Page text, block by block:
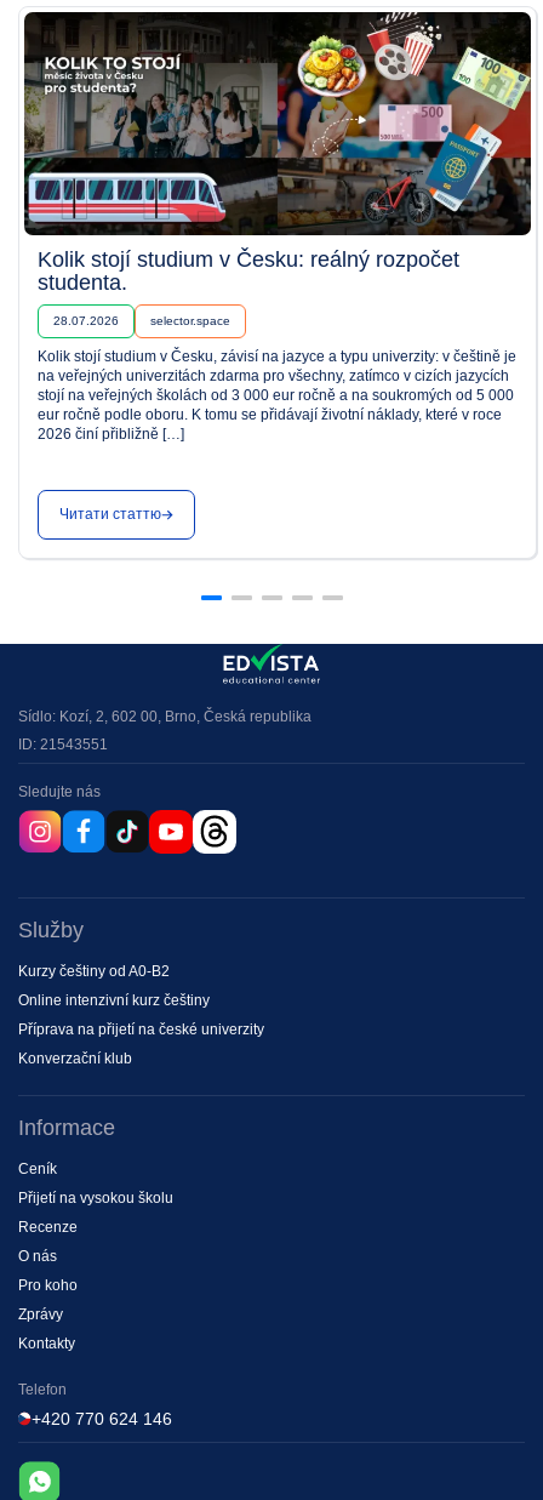
Kolik stojí studium v Česku: reálný rozpočet
studenta.
28.07.2026 selector.space
Kolik stojí studium v Česku, závisí na jazyce a typu univerzity: v češtině je
na veřejných univerzitách zdarma pro všechny, zatímco v cizích jazycích
stojí na veřejných školách od 3 000 eur ročně a na soukromých od 5 000
eur ročně podle oboru. K tomu se přidávají životní náklady, které v roce
2026 činí přibližně […]
Читати статтю
Sídlo: Kozí, 2, 602 00, Brno, Česká republika
ID: 21543551
Sledujte nás
Služby
Kurzy češtiny od A0-B2
Online intenzivní kurz češtiny
Příprava na přijetí na české univerzity
Konverzační klub
Informace
Ceník
Рřijetí na vysokou školu
Recenze
O nás
Pro koho
Zprávy
Kontakty
Telefon
+420 770 624 146